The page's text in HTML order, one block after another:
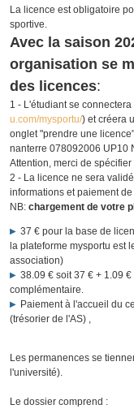
La licence est obligatoire
sportive.
Avec la saison
organisation se
des licences:
1 - L'étudiant se
u.com/mysportu/) et créera
onglet "prendre une
nanterre 078092006 UP10
Attention, merci de
2 - La licence ne sera
informations et paiement
NB: chargement de votre
37 € pour la base de
la plateforme mysportu est
association)
38.09 € soit 37 € + 1.09
complémentaire.
Paiement à l'accueil du
(trésorier de l'AS) ,
Les permanences se
l'université).
Le dossier comprend :